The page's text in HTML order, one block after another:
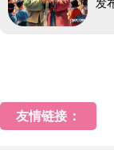
发
友情链接：